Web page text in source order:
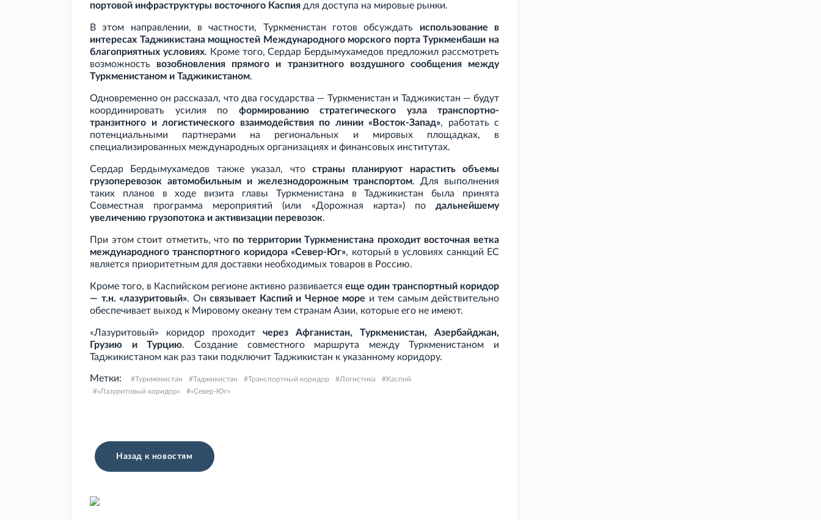
портовой инфраструктуры восточного Каспия для доступа на мировые рынки.
В этом направлении, в частности, Туркменистан готов обсуждать использование в
интересах Таджикистана мощностей Международного морского порта Туркменбаши на
благоприятных условиях. Кроме того, Сердар Бердымухамедов предложил рассмотреть
возможность возобновления прямого и транзитного воздушного сообщения между
Туркменистаном и Таджикистаном.
Одновременно он рассказал, что два государства — Туркменистан и Таджикистан — будут
координировать усилия по формированию стратегического узла транспортно-
транзитного и логистического взаимодействия по линии «Восток-Запад», работать с
потенциальными партнерами на региональных и мировых площадках, в
специализированных международных организациях и финансовых институтах.
Сердар Бердымухамедов также указал, что страны планируют нарастить объемы
грузоперевозок автомобильным и железнодорожным транспортом. Для выполнения
таких планов в ходе визита главы Туркменистана в Таджикистан была принята
Совместная программа мероприятий (или «Дорожная карта») по дальнейшему
увеличению грузопотока и активизации перевозок.
При этом стоит отметить, что по территории Туркменистана проходит восточная ветка
международного транспортного коридора «Север-Юг», который в условиях санкций ЕС
является приоритетным для доставки необходимых товаров в Россию.
Кроме того, в Каспийском регионе активно развивается еще один транспортный коридор
— т.н. «лазуритовый». Он связывает Каспий и Черное море и тем самым действительно
обеспечивает выход к Мировому океану тем странам Азии, которые его не имеют.
«Лазуритовый» коридор проходит через Афганистан, Туркменистан, Азербайджан,
Грузию и Турцию. Создание совместного маршрута между Туркменистаном и
Таджикистаном как раз таки подключит Таджикистан к указанному коридору.
Метки: Туркменистан Таджикистан Транспортный коридор Логистика
Каспий
«Лазуритовый коридор»
«Север-Юг»
Назад к новостям